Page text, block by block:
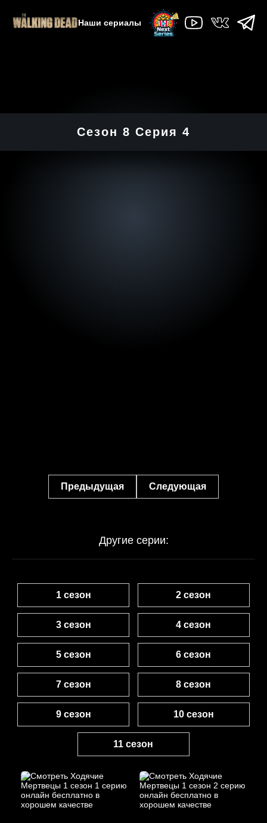
Наши сериалы
Сезон 8 Серия 4
Предыдущая Следующая
Другие серии:
1 сезон 2 сезон
3 сезон 4 сезон
5 сезон 6 сезон
7 сезон 8 сезон
9 сезон 10 сезон
11 сезон